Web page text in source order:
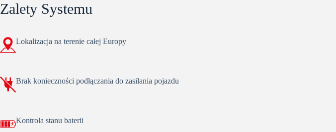
Zalety Systemu
Lokalizacja na terenie całej Europy
Brak konieczności podłączania do zasilania pojazdu
Kontrola stanu baterii